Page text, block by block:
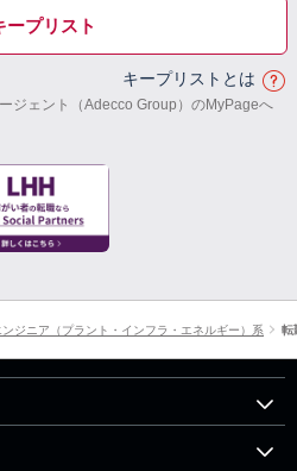
ープリスト
キープリストとは
ジェント（Adecco Group）のMyPageへ
ンジニア（プラント・インフラ・エネルギー）系 転